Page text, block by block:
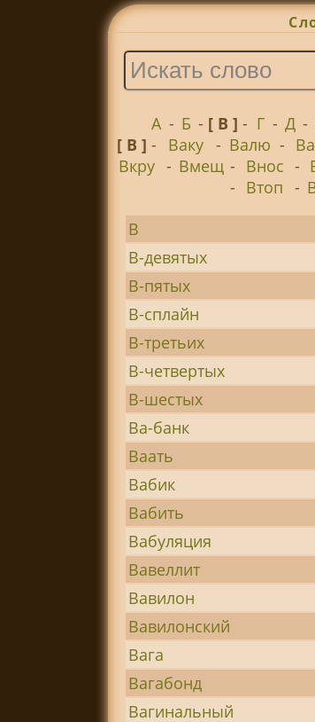
А - Б - [ В ]- Г - Д -
[ В ]- Ваку - Валю -
Вкру - Вмещ - Внос -
- Втоп -
В
В-девятых
В-пятых
В-сплайн
В-третьих
В-четвертых
В-шестых
Ва-банк
Ваать
Вабик
Вабить
Вабуляция
Вавеллит
Вавилон
Вавилонский
Вага
Вагабонд
Вагинальный